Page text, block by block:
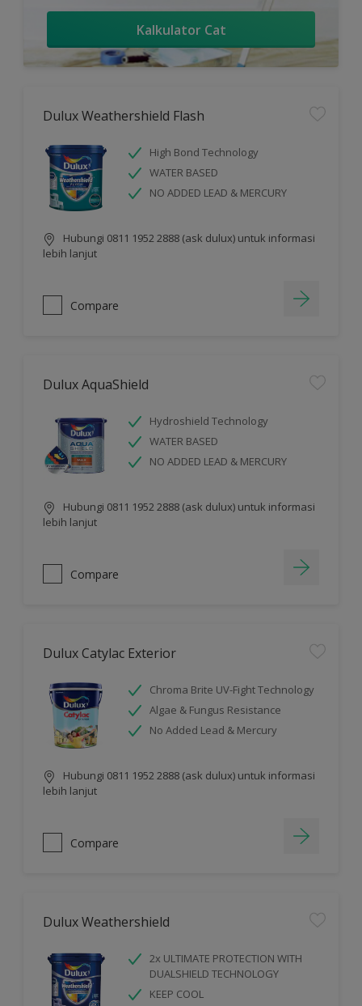
Kalkulator Cat
Dulux Weathershield Flash
High Bond Technology
WATER BASED
NO ADDED LEAD & MERCURY
Hubungi 0811 1952 2888 (ask dulux) untuk informasi
lebih lanjut
Compare
Dulux AquaShield
Hydroshield Technology
WATER BASED
NO ADDED LEAD & MERCURY
Hubungi 0811 1952 2888 (ask dulux) untuk informasi
lebih lanjut
Compare
Dulux Catylac Exterior
Chroma Brite UV-Fight Technology
Algae & Fungus Resistance
No Added Lead & Mercury
Hubungi 0811 1952 2888 (ask dulux) untuk informasi
lebih lanjut
Compare
Dulux Weathershield
2x ULTIMATE PROTECTION WITH
DUALSHIELD TECHNOLOGY
KEEP COOL